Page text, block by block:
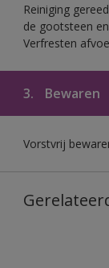
Reiniging
de gootsteen
Verfresten
3. Bewaren
Vorstvrij